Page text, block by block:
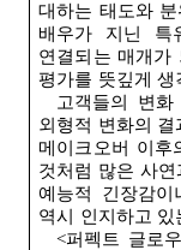
대하는 태도와 분
배우가 지닌 특
연결되는 매개가
평가를 뜻깊게 생
고객들의 변
외형적 변화의 결
메이크오버 이후
것처럼 많은 사
예능적 긴장감
역시 인지하고
<퍼펙트 글로